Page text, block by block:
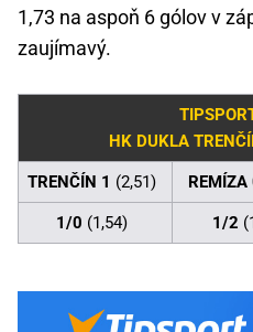
1,73 na aspoň 6 gólov v
zaujímavý.
HK DUKLA
TRENČÍN 1 (2,51) REMÍZA
1/0 (1,54) 1/2